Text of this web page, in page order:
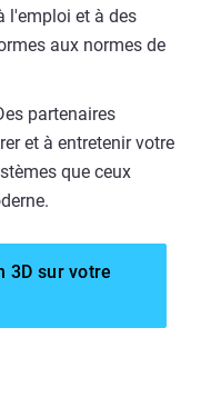
l'emploi et à des
aux normes de
partenaires
et à entretenir votre
que ceux
3D sur votre